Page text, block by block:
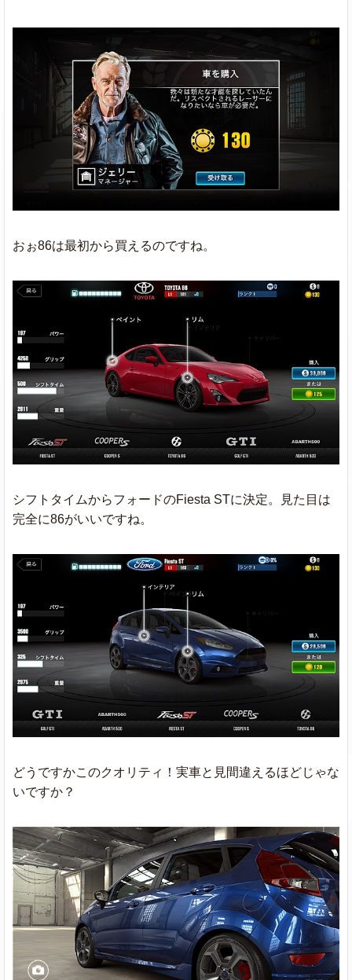
おぉ86は最初から買えるのですね。
シフトタイムからフォードのFiesta STに決定。見た目は
完全に86がいいですね。
どうですかこのクオリティ！実車と見間違えるほどじゃな
いですか？